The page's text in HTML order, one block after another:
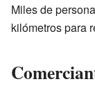
Miles de
kilómetros para